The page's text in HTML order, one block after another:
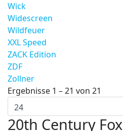
Wick
Widescreen
Wildfeuer
XXL Speed
ZACK Edition
ZDF
Zollner
Ergebnisse 1 – 21 von 21
20th Century Fox